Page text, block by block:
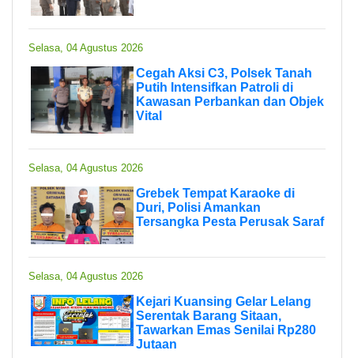
Selasa, 04 Agustus 2026
Cegah Aksi C3, Polsek Tanah
Putih Intensifkan Patroli di
Kawasan Perbankan dan Objek
Vital
Selasa, 04 Agustus 2026
Grebek Tempat Karaoke di
Duri, Polisi Amankan
Tersangka Pesta Perusak Saraf
Selasa, 04 Agustus 2026
Kejari Kuansing Gelar Lelang
Serentak Barang Sitaan,
Tawarkan Emas Senilai Rp280
Jutaan